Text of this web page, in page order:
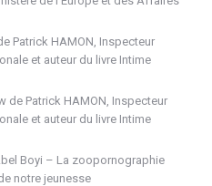
Patrick HAMON, Inspecteur
et auteur du livre Intime
de Patrick HAMON, Inspecteur
et auteur du livre Intime
Boyi – La zoopornographie
notre jeunesse